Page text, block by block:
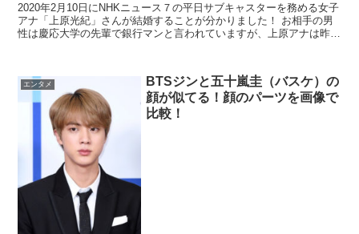
2020年2月10日にNHKニュース７の平日サブキャスターを務める女子
アナ「上原光紀」さんが結婚することが分かりました！ お相手の男
性は慶応大学の先輩で銀行マンと言われていますが、上原アナは昨年
エンタメ
BTSジンと五十嵐圭（バスケ）の
顔が似てる！顔のパーツを画像で
比較！